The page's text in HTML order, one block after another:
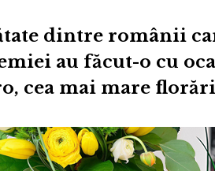
dintre românii
au făcut-o cu
cea mai mare